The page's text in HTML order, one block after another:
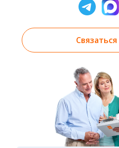
Результаты вы можете